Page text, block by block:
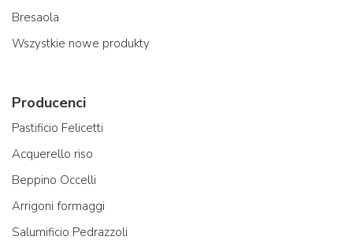
Bresaola
Wszystkie nowe produkty
Producenci
Pastificio Felicetti
Acquerello riso
Beppino Occelli
Arrigoni formaggi
Salumificio Pedrazzoli